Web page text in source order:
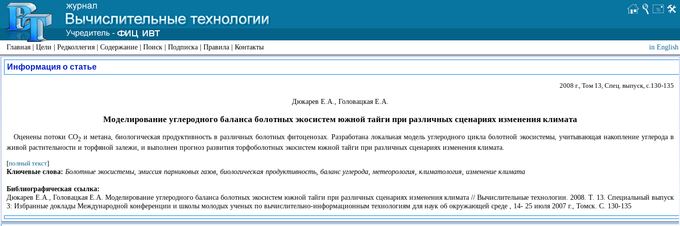
Главная | Цели | Редколлегия | Содержание | Поиск | Подписка | Правила | Контакты in English
Информация о статье
2008 г., Том 13, Спец. выпуск, с.130-135
Дюкарев Е.А., Головацкая Е.А.
Моделирование углеродного баланса болотных экосистем южной тайги при различных сценариях изменения климата
Оценены потоки СО2 и метана, биологическая продуктивность в различных болотных фитоценозах. Разработана локальная модель углеродного цикла болотной экосистемы, учитывающая накопление углерода в
живой растительности и торфяной залежи, и выполнен прогноз развития торфоболотных экосистем южной тайги при различных сценариях изменения климата.
[полный текст]
Ключевые слова: Болотные экосистемы, эмиссия парниковых газов, биологическая продуктивность, баланс углерода, метеорология, климатология, изменение климата
Библиографическая ссылка:
Дюкарев Е.А., Головацкая Е.А. Моделирование углеродного баланса болотных экосистем южной тайги при различных сценариях изменения климата // Вычислительные технологии. 2008. Т. 13. Специальный выпуск
3: Избранные доклады Международной конференции и школы молодых ученых по вычислительно-информационным технологиям для наук об окружающей среде , 14- 25 июля 2007 г., Томск. С. 130-135